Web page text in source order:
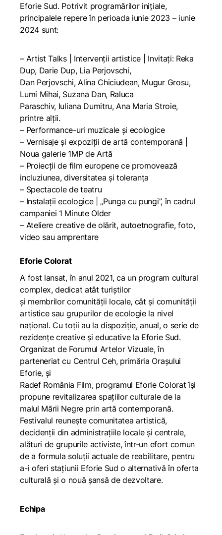
Eforie Sud. Potrivit programărilor inițiale,
principalele repere în perioada iunie 2023 – iunie
2024 sunt:
– Artist Talks | Intervenții artistice | Invitați: Reka
Dup, Darie Dup, Lia Perjovschi,
Dan Perjovschi, Alina Chiciudean, Mugur Grosu,
Lumi Mihai, Suzana Dan, Raluca
Paraschiv, Iuliana Dumitru, Ana Maria Stroie,
printre alții.
– Performance-uri muzicale și ecologice
– Vernisaje și expoziții de artă contemporană |
Noua galerie 1MP de Artă
– Proiecții de film europene ce promovează
incluziunea, diversitatea și toleranța
– Spectacole de teatru
– Instalații ecologice | „Punga cu pungi”, în cadrul
campaniei 1 Minute Older
– Ateliere creative de olărit, autoetnografie, foto,
video sau amprentare
Eforie Colorat
A fost lansat, în anul 2021, ca un program cultural
complex, dedicat atât turiștilor
și membrilor comunității locale, cât și comunității
artistice sau grupurilor de ecologie la nivel
național. Cu toții au la dispoziție, anual, o serie de
rezidențe creative și educative la Eforie Sud.
Organizat de Forumul Artelor Vizuale, în
parteneriat cu Centrul Ceh, primăria Orașului
Eforie, și
Radef România Film, programul Eforie Colorat își
propune revitalizarea spațiilor culturale de la
malul Mării Negre prin artă contemporană.
Festivalul reunește comunitatea artistică,
decidenții din administrațiile locale și centrale,
alături de grupurile activiste, într-un efort comun
de a formula soluții actuale de reabilitare, pentru
a-i oferi stațiunii Eforie Sud o alternativă în oferta
culturală și o nouă șansă de dezvoltare.
Echipa